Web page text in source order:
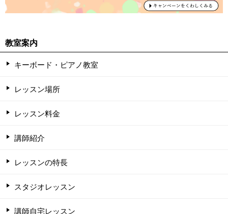
教室案内
キーボード・ピアノ教室
レッスン場所
レッスン料金
講師紹介
レッスンの特長
スタジオレッスン
講師自宅レッスン